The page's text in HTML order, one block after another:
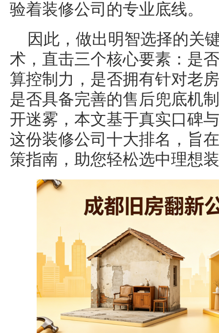
验着装修公司的专业底线。
因此，做出明智选择的关
术，直击三个核心要素：是
算控制力，是否拥有针对老
是否具备完善的售后兜底机
开迷雾，本文基于真实口碑
这份装修公司十大排名，旨
策指南，助您轻松选中理想